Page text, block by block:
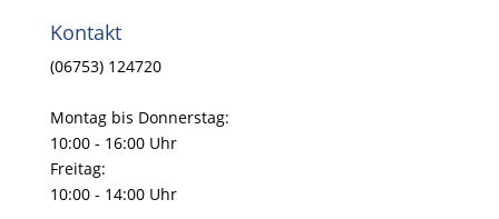
Kontakt
(06753) 124720
Montag bis Donnerstag:
10:00 - 16:00 Uhr
Freitag:
10:00 - 14:00 Uhr